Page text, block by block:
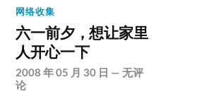
网络收集
六一前夕，想让家里
人开心一下
2008 年 05 月 30 日 —无评
论